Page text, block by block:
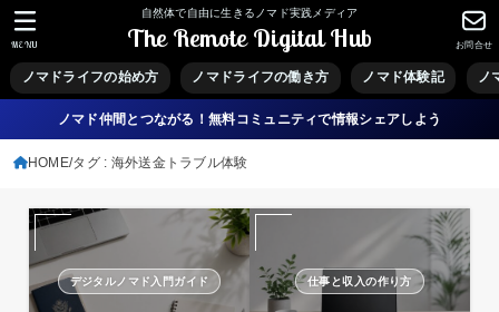
自然体で自由に生きるノマド実践メディア
The Remote Digital Hub
ノマドライフの始め方 ノマドライフの働き方 ノマド体験記 ノ
お問合せ
MENU
ノマド仲間とつながる！無料コミュニティで情報シェアしよう
HOME タグ : 海外送金トラブル体験
デジタルノマド入門ガイド 仕事と収入の作り方